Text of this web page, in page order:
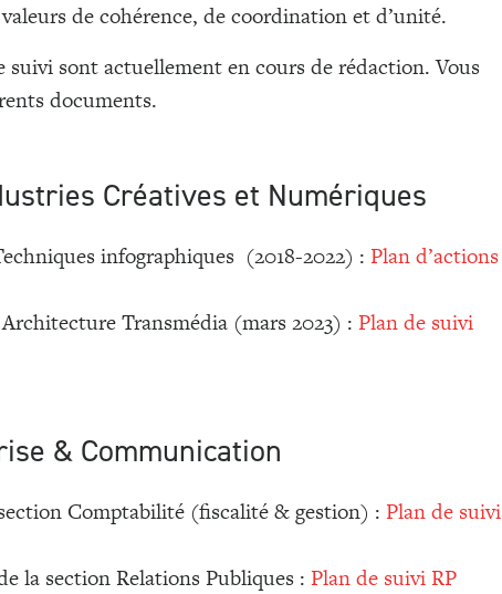
de cohérence, de coordination et d’unité.
sont actuellement en cours de rédaction. Vous
documents.
Créatives et Numériques
infographiques (2018-2022) : Plan d’actions
Transmédia (mars 2023) : Plan de suivi
& Communication
Comptabilité (fiscalité & gestion) : Plan de suivi
la section Relations Publiques : Plan de suivi RP